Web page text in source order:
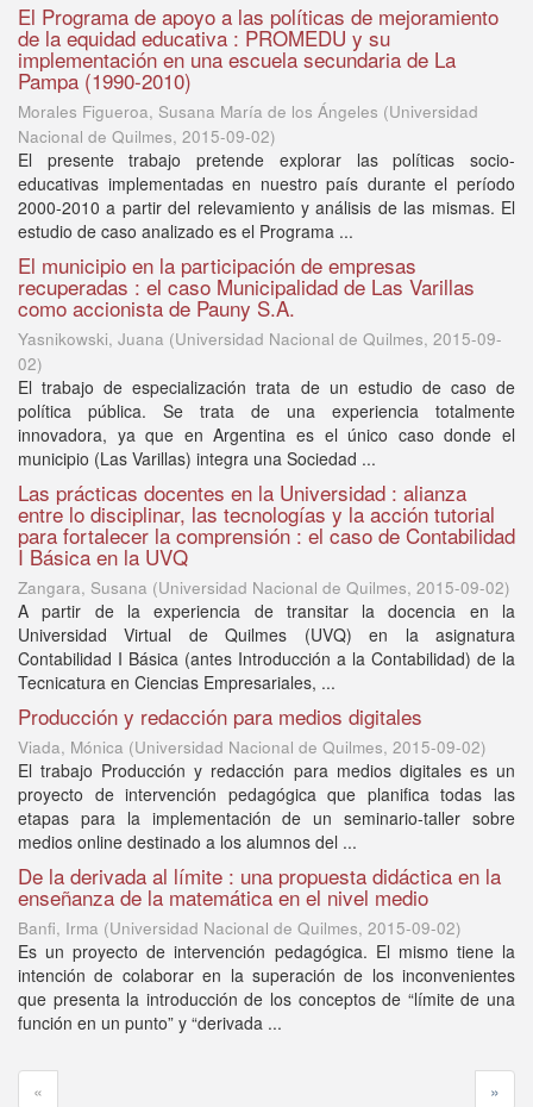
El Programa de apoyo a las políticas de mejoramiento
de la equidad educativa : PROMEDU y su
implementación en una escuela secundaria de La
Pampa (1990-2010)
Morales Figueroa, Susana María de los Ángeles (Universidad
Nacional de Quilmes, 2015-09-02)
El presente trabajo pretende explorar las políticas socio-
educativas implementadas en nuestro país durante el período
2000-2010 a partir del relevamiento y análisis de las mismas. El
estudio de caso analizado es el Programa ...
El municipio en la participación de empresas
recuperadas : el caso Municipalidad de Las Varillas
como accionista de Pauny S.A.
Yasnikowski, Juana (Universidad Nacional de Quilmes, 2015-09-
02)
El trabajo de especialización trata de un estudio de caso de
política pública. Se trata de una experiencia totalmente
innovadora, ya que en Argentina es el único caso donde el
municipio (Las Varillas) integra una Sociedad ...
Las prácticas docentes en la Universidad : alianza
entre lo disciplinar, las tecnologías y la acción tutorial
para fortalecer la comprensión : el caso de Contabilidad
I Básica en la UVQ
Zangara, Susana (Universidad Nacional de Quilmes, 2015-09-02)
A partir de la experiencia de transitar la docencia en la
Universidad Virtual de Quilmes (UVQ) en la asignatura
Contabilidad I Básica (antes Introducción a la Contabilidad) de la
Tecnicatura en Ciencias Empresariales, ...
Producción y redacción para medios digitales
Viada, Mónica (Universidad Nacional de Quilmes, 2015-09-02)
El trabajo Producción y redacción para medios digitales es un
proyecto de intervención pedagógica que planifica todas las
etapas para la implementación de un seminario-taller sobre
medios online destinado a los alumnos del ...
De la derivada al límite : una propuesta didáctica en la
enseñanza de la matemática en el nivel medio
Banfi, Irma (Universidad Nacional de Quilmes, 2015-09-02)
Es un proyecto de intervención pedagógica. El mismo tiene la
intención de colaborar en la superación de los inconvenientes
que presenta la introducción de los conceptos de “límite de una
función en un punto” y “derivada ...
« »